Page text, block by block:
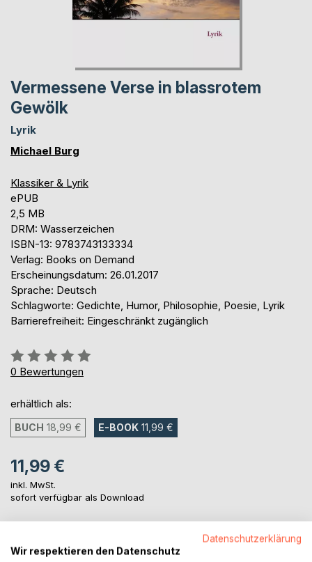
Vermessene Verse in blassrotem
Gewölk
Lyrik
Michael Burg
Klassiker & Lyrik
ePUB
2,5 MB
DRM: Wasserzeichen
ISBN-13: 9783743133334
Verlag: Books on Demand
Erscheinungsdatum: 26.01.2017
Sprache: Deutsch
Schlagworte: Gedichte, Humor, Philosophie, Poesie, Lyrik
Barrierefreiheit: Eingeschränkt zugänglich
Bewertung::
0%
0 Bewertungen
erhältlich als:
BUCH 18,99 € E-BOOK 11,99 €
11,99 €
inkl. MwSt.
sofort verfügbar als Download
IN DEN WARENKORB
Datenschutzerklärung
Wir respektieren den Datenschutz